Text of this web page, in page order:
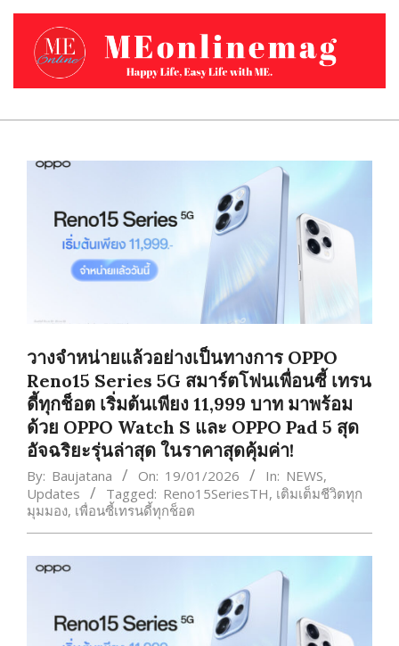
Skip
content
Primary
วางจำหน่ายแล้วอย่างเป็นทางการ OPPO
Reno15 Series 5G สมาร์ตโฟนเพื่อนซี้ เทรน
ดี้ทุกช็อต เริ่มต้นเพียง 11,999 บาท มาพร้อม
ด้วย OPPO Watch S และ OPPO Pad 5 สุด
อัจฉริยะรุ่นล่าสุด ในราคาสุดคุ้มค่า!
By: Baujatana On: 19/01/2026 In: NEWS,
Updates
Tagged: Reno15SeriesTH, เติมเต็มชีวิตทุก
มุมมอง, เพื่อนซี้เทรนดี้ทุกช็อต